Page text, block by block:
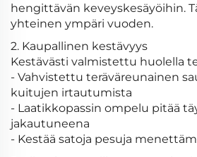
hengittävän keveyskesäyöihin.
yhteinen ympäri vuoden.
2. Kaupallinen kestävyys
Kestävästi valmistettu huolella
- Vahvistettu teräväreunainen
kuitujen irtautumista
- Laatikkopassin ompelu pitää
jakautuneena
- Kestää satoja pesuja